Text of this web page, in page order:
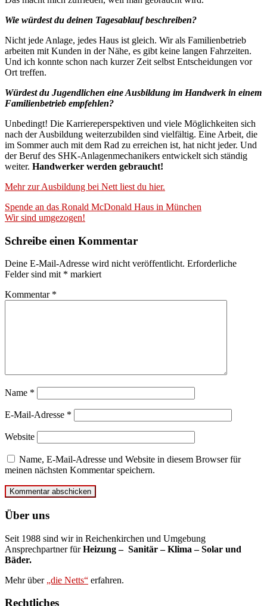
Wie würdest du deinen Tagesablauf beschreiben?
Nicht jede Anlage, jedes Haus ist gleich. Wir als Familienbetrieb
arbeiten mit Kunden in der Nähe, es gibt keine langen Fahrzeiten.
Und ich konnte schon nach kurzer Zeit selbst Entscheidungen vor
Ort treffen.
Würdest du Jugendlichen eine Ausbildung im Handwerk in einem
Familienbetrieb empfehlen?
Unbedingt! Die Karriereperspektiven und viele Möglichkeiten sich
nach der Ausbildung weiterzubilden sind vielfältig. Eine Arbeit, die
im Sommer auch mit dem Rad zu erreichen ist, hat nicht jeder. Und
der Beruf des SHK-Anlagenmechanikers entwickelt sich ständig
weiter. Handwerker werden gebraucht!
Mehr zur Ausbildung bei Nett liest du hier.
Beitragsnavigation
Spende an das Ronald McDonald Haus in München
Wir sind umgezogen!
Schreibe einen Kommentar
Deine E-Mail-Adresse wird nicht veröffentlicht. Erforderliche
Felder sind mit * markiert
Kommentar *
Name *
E-Mail-Adresse *
Website
Name, E-Mail-Adresse und Website in diesem Browser für
meinen nächsten Kommentar speichern.
Über uns
Seit 1988 sind wir in Reichenkirchen und Umgebung
Ansprechpartner fürHeizung – Sanitär – Klima – Solar und
Bäder.
Mehr über „die Netts“ erfahren.
Rechtliches